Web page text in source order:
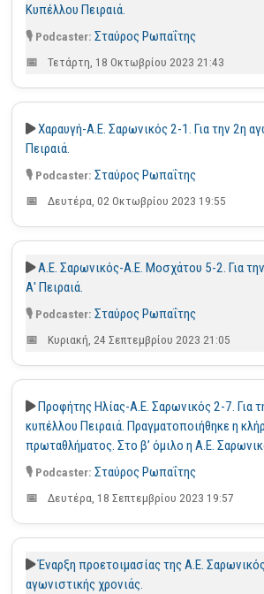
Κυπέλλου Πειραιά.
Σταύρος Ρωπαΐτης
Τετάρτη, 18 Οκτωβρίου 2023 21:43
Χαραυγή-Α.Ε. Σαρωνικός 2-1. Για την 2η
Πειραιά.
Σταύρος Ρωπαΐτης
Δευτέρα, 02 Οκτωβρίου 2023 19:55
Α.Ε. Σαρωνικός-Α.Ε. Μοσχάτου 5-2. Για
Α' Πειραιά.
Σταύρος Ρωπαΐτης
Κυριακή, 24 Σεπτεμβρίου 2023 21:05
Προφήτης Ηλίας-Α.Ε. Σαρωνικός 2-7. Για
κυπέλλου Πειραιά. Πραγματοποιήθηκε η
πρωταθλήματος. Στο β’ όμιλο η Α.Ε.
Σταύρος Ρωπαΐτης
Δευτέρα, 18 Σεπτεμβρίου 2023 19:57
Έναρξη προετοιμασίας της Α.Ε.
αγωνιστικής χρονιάς.